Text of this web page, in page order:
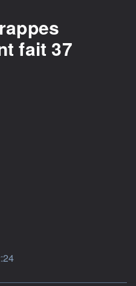
fait 37